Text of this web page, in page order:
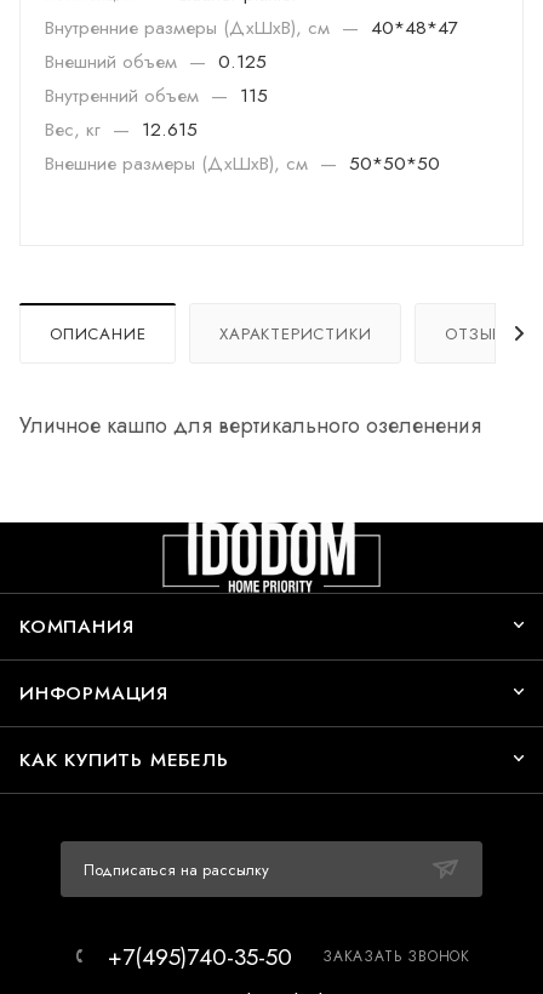
Внутренние размеры (ДхШхВ), см — 40*48*47
Внешний объем — 0.125
Внутренний объем — 115
Вес, кг — 12.615
Внешние размеры (ДхШхВ), см — 50*50*50
ОПИСАНИЕ ХАРАКТЕРИСТИКИ ОТЗЫВЫ
Уличное кашпо для вертикального озеленения
КОМПАНИЯ
ИНФОРМАЦИЯ
КАК КУПИТЬ МЕБЕЛЬ
Подписаться на рассылку
+7(495)740-35-50 ЗАКАЗАТЬ ЗВОНОК